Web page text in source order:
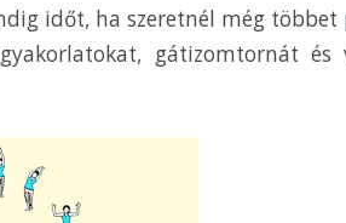
időt, ha szeretnél még többet
gátizomtornát és